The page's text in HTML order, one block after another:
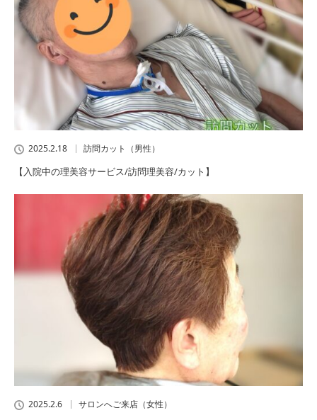
2025.2.18 訪問カット（男性）
【入院中の理美容サービス/訪問理美容/カット】
2025.2.6 サロンへご来店（女性）